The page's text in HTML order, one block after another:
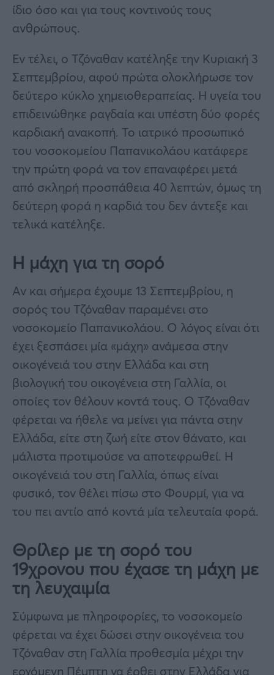
ίδιο όσο και για τους κοντινούς τους
ανθρώπους.
Εν τέλει, ο Τζόναθαν κατέληξε την Κυριακή 3
Σεπτεμβρίου, αφού πρώτα ολοκλήρωσε τον
δεύτερο κύκλο χημειοθεραπείας. Η υγεία του
επιδεινώθηκε ραγδαία και υπέστη δύο φορές
καρδιακή ανακοπή. Το ιατρικό προσωπικό
του νοσοκομείου Παπανικολάου κατάφερε
την πρώτη φορά να τον επαναφέρει μετά
από σκληρή προσπάθεια 40 λεπτών, όμως τη
δεύτερη φορά η καρδιά του δεν άντεξε και
τελικά κατέληξε.
Η μάχη για τη σορό
Αν και σήμερα έχουμε 13 Σεπτεμβρίου, η
σορός του Τζόναθαν παραμένει στο
νοσοκομείο Παπανικολάου. Ο λόγος είναι ότι
έχει ξεσπάσει μία «μάχη» ανάμεσα στην
οικογένειά του στην Ελλάδα και στη
βιολογική του οικογένεια στη Γαλλία, οι
οποίες τον θέλουν κοντά τους. Ο Τζόναθαν
φέρεται να ήθελε να μείνει για πάντα στην
Ελλάδα, είτε στη ζωή είτε στον θάνατο, και
μάλιστα προτιμούσε να αποτεφρωθεί. Η
οικογένειά του στη Γαλλία, όπως είναι
φυσικό, τον θέλει πίσω στο Φουρμί, για να
του πει αντίο από κοντά μία τελευταία φορά.
Θρίλερ με τη σορό του
19χρονου που έχασε τη μάχη με
τη λευχαιμία
Σύμφωνα με πληροφορίες, το νοσοκομείο
φέρεται να έχει δώσει στην οικογένεια του
Τζόναθαν στη Γαλλία προθεσμία μέχρι την
ερχόμενη Πέμπτη να έρθει στην Ελλάδα για